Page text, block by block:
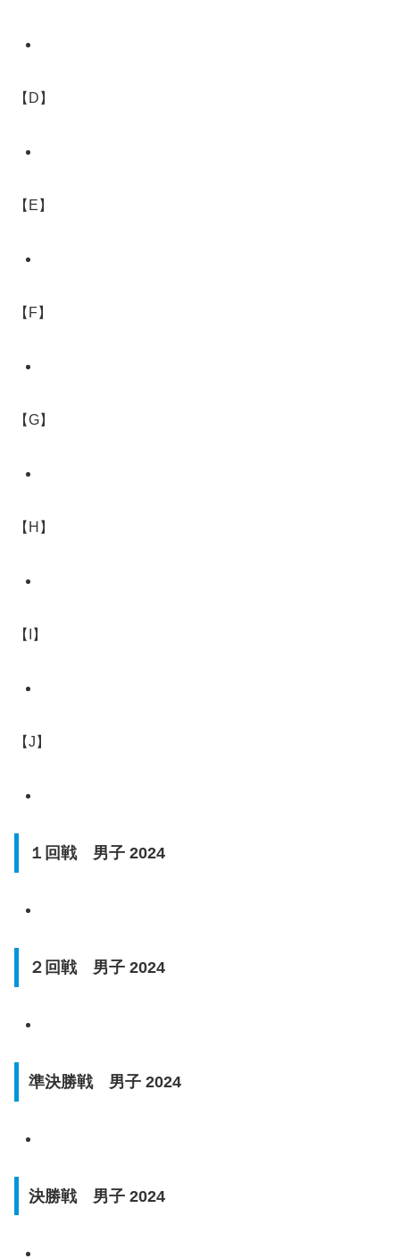
【D】
【E】
【F】
【G】
【H】
【I】
【J】
１回戦 男子 2024
２回戦 男子 2024
準決勝戦 男子 2024
決勝戦 男子 2024